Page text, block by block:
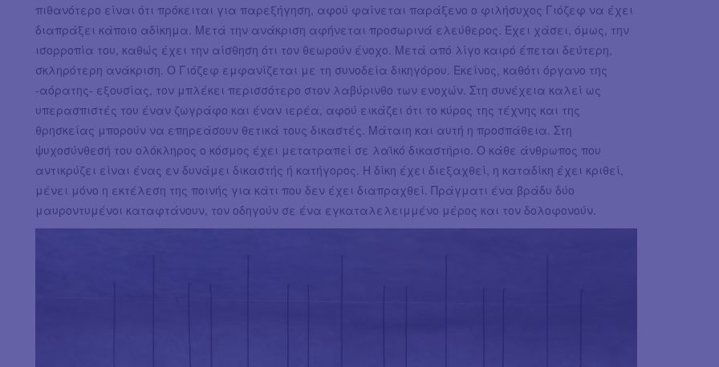
πιθανότερο είναι ότι πρόκειται για παρεξήγηση, αφού φαίνεται παράξενο ο φιλήσυχος Γιόζεφ να έχει
διαπράξει κάποιο αδίκημα. Μετά την ανάκριση αφήνεται προσωρινά ελεύθερος. Έχει χάσει, όμως, την
ισορροπία του, καθώς έχει την αίσθηση ότι τον θεωρούν ένοχο. Μετά από λίγο καιρό έπεται δεύτερη,
σκληρότερη ανάκριση. Ο Γιόζεφ εμφανίζεται με τη συνοδεία δικηγόρου. Εκείνος, καθότι όργανο της
-αόρατης- εξουσίας, τον μπλέκει περισσότερο στον λαβύρινθο των ενοχών. Στη συνέχεια καλεί ως
υπερασπιστές του έναν ζωγράφο και έναν ιερέα, αφού εικάζει ότι το κύρος της τέχνης και της
θρησκείας μπορούν να επηρεάσουν θετικά τους δικαστές. Μάταιη και αυτή η προσπάθεια. Στη
ψυχοσύνθεσή του ολόκληρος ο κόσμος έχει μετατραπεί σε λαϊκό δικαστήριο. Ο κάθε άνθρωπος που
αντικρύζει είναι ένας εν δυνάμει δικαστής ή κατήγορος. Η δίκη έχει διεξαχθεί, η καταδίκη έχει κριθεί,
μένει μόνο η εκτέλεση της ποινής για κάτι που δεν έχει διαπραχθεί. Πράγματι ένα βράδυ δύο
μαυροντυμένοι καταφτάνουν, τον οδηγούν σε ένα εγκαταλελειμμένο μέρος και τον δολοφονούν.